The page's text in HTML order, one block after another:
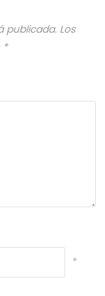
publicada. Los
*
*